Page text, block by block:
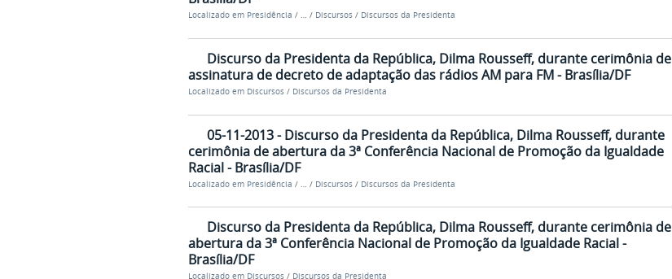
Localizado em Presidência / … / Discursos / Discursos da Presidenta
Discurso da Presidenta da República, Dilma Rousseff, durante cerimônia de
assinatura de decreto de adaptação das rádios AM para FM - Brasília/DF
Localizado em Discursos / Discursos da Presidenta
05-11-2013 - Discurso da Presidenta da República, Dilma Rousseff, durante
cerimônia de abertura da 3ª Conferência Nacional de Promoção da Igualdade
Racial - Brasília/DF
Localizado em Presidência / … / Discursos / Discursos da Presidenta
Discurso da Presidenta da República, Dilma Rousseff, durante cerimônia de
abertura da 3ª Conferência Nacional de Promoção da Igualdade Racial -
Brasília/DF
Localizado em Discursos / Discursos da Presidenta